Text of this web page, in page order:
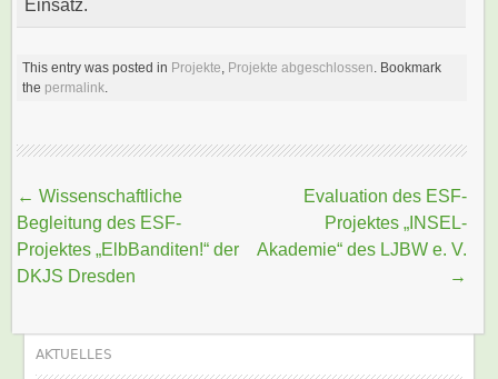
Einsatz.
This entry was posted in Projekte, Projekte abgeschlossen. Bookmark
the permalink.
Beitragsnavigation
← Wissenschaftliche
Begleitung des ESF-
Projektes „ElbBanditen!“ der
DKJS Dresden
Evaluation des ESF-
Projektes „INSEL-
Akademie“ des LJBW e. V.
→
AKTUELLES